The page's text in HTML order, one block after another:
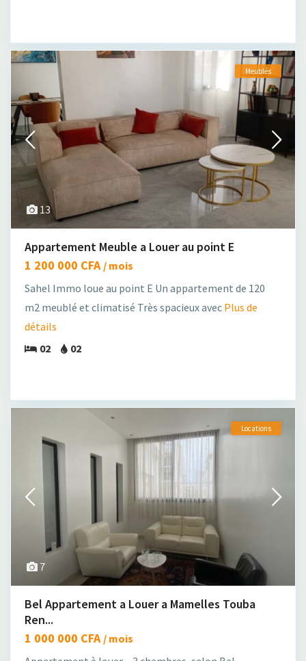
13
Meublés
Appartement Meuble a Louer au point E
1 200 000 CFA / mois
Sahel Immo loue au point E Un appartement de 120
m2 meublé et climatisé Très spacieux avec Plus de
détails
02
02
7
Locations
Bel Appartement a Louer a Mamelles Touba
Ren...
1 000 000 CFA / mois